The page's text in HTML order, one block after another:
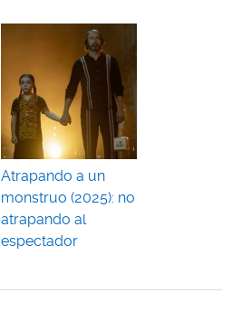
Atrapando a un
monstruo (2025): no
atrapando al
espectador